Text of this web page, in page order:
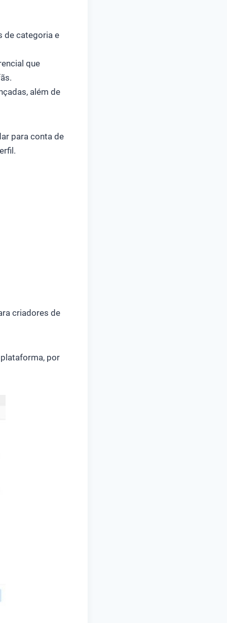
de categoria e
que
além de
para conta de
criadores de
por